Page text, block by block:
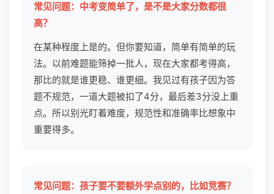
常见问题：中考变简单了，是不是大家分数都很
高？
在某种程度上是的。但你要知道，简单有简单的玩
法。以前难题能筛掉一批人，现在大家都考得高，
那比的就是谁更稳、谁更细。我见过有孩子因为答
题不规范，一道大题被扣了4分，最后差3分没上重
点。所以别光盯着难度，规范性和准确率比想象中
重要得多。
常见问题：孩子要不要额外学点别的，比如竞赛？